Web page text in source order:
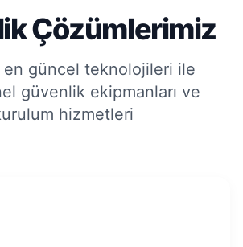
Çözümlerimiz
en güncel teknolojileri ile
güvenlik ekipmanları ve
hizmetleri